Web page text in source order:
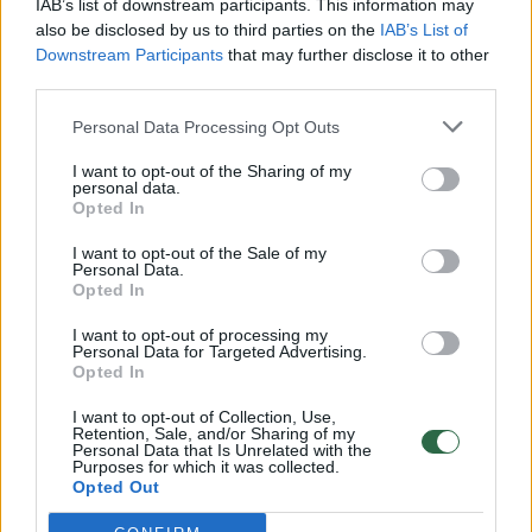
IAB’s list of downstream participants. This information may
also be disclosed by us to third parties on the IAB’s List of
Downstream Participants that may further disclose it to other
Personal Data Processing Opt Outs
I want to opt-out of the Sharing of my
personal data.
Opted In
I want to opt-out of the Sale of my
Personal Data.
Opted In
I want to opt-out of processing my
Personal Data for Targeted Advertising.
Opted In
I want to opt-out of Collection, Use,
Retention, Sale, and/or Sharing of my
Personal Data that Is Unrelated with the
Purposes for which it was collected.
Opted Out
vaiko gyvybių išgelbėti nepavyko
Žinios | Lietuvos diena
00:00:57
Savaitės vidurys nusimato karštas: temperatūra kils iki
32 laipsnių šilumos
Žinios | Orai
V. Zalužno pasisakymą laiko bandymu įsitvirtinti
Laidos | Nauja diena
00:00:57
Sinoptikai atsakė, kokiais orais užbaigsime darbo
savaitę: karščiai atsitrauks
Žinios | Orai